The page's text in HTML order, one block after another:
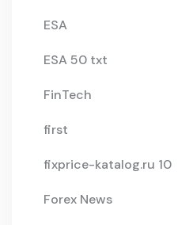
ESA
ESA 50 txt
FinTech
first
fixprice-katalog.ru 10
Forex News